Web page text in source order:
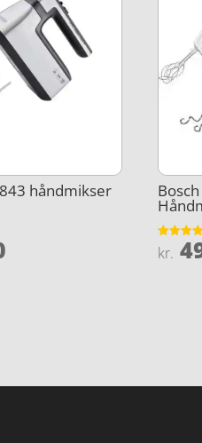
håndmikser
Vurderet
4.5
kr.